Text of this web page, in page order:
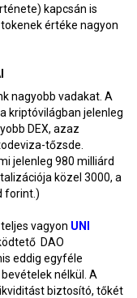
kapcsán is
értéke nagyon
nagyobb vadakat. A
kriptóvilágban jelenleg
DEX, azaz
tőzsde.
jelenleg 980 milliárd
közel 3000, a
forint.)
vagyon UNI
DAO
eddig egyféle
nélkül. A
biztosító, tőkét